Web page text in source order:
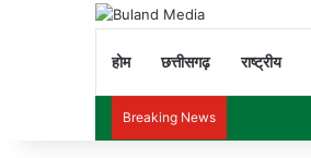
होम छत्तीसगढ़ राष्ट्रीय
Breaking News